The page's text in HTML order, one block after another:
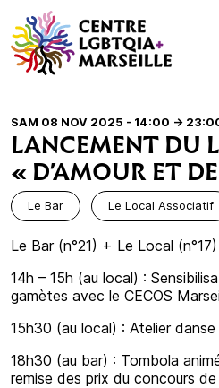
SAM 08 NOV 2025 - 14:00 ->
LANCEMENT DU
« D’AMOUR ET
Le Bar Le Local Associatif
Le Bar (n°21) + Le Local (n°17)
14h – 15h (au local) :
gamètes avec le CECOS
15h30 (au local) : Atelier
18h30 (au bar) : Tombola
remise des prix du concours de